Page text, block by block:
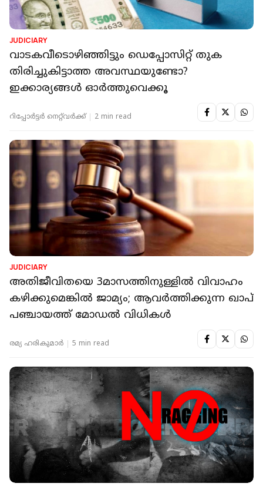
JUDICIARY
വാടകവീടൊഴിഞ്ഞിട്ടും ഡെപ്പോസിറ്റ് തുക
തിരിച്ചുകിട്ടാത്ത അവസ്ഥയുണ്ടോ?
ഇക്കാര്യങ്ങൾ ഓർത്തുവെക്കൂ
റിപ്പോർട്ടർ നെറ്റ്‌വര്‍ക്ക്‌ 2 min read
JUDICIARY
അതിജീവിതയെ 3മാസത്തിനുള്ളില്‍ വിവാഹം
കഴിക്കുമെങ്കില്‍ ജാമ്യം; ആവര്‍ത്തിക്കുന്ന ഖാപ്
പഞ്ചായത്ത് മോഡല്‍ വിധികള്‍
രമ്യ ഹരികുമാർ 5 min read